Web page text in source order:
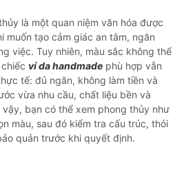
là một quan niệm văn hóa được
muốn tạo cảm giác an tâm, ngăn
việc. Tuy nhiên, màu sắc không thể
ví da handmade phù hợp vẫn
tế: đủ ngăn, không làm tiền và
vừa nhu cầu, chất liệu bền và
bạn có thể xem phong thủy như
màu, sau đó kiểm tra cấu trúc, thói
quản trước khi quyết định.